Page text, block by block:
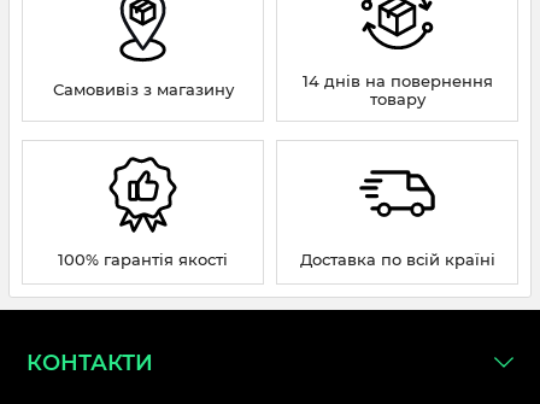
Самовивіз з магазину
14 днів на повернення
товару
100% гарантія якості Доставка по всій країні
КОНТАКТИ